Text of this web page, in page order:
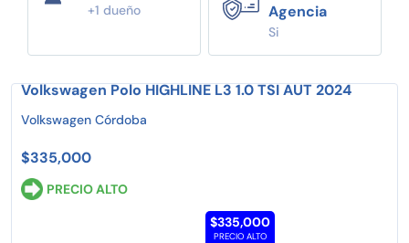
+1 dueño
Agencia
Si
Volkswagen Polo HIGHLINE L3 1.0 TSI AUT 2024
Volkswagen Córdoba
$335,000
PRECIO ALTO
$335,000
PRECIO ALTO